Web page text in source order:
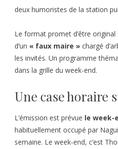
deux humoristes de la station
Le format promet d’être
d’un « faux maire » chargé
les invités. Un programme
dans la grille du week-end.
Une case horaire
L’émission est prévue le week-
habituellement occupé par
semaine. Le week-end, c’est